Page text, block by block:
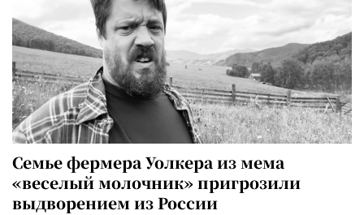
Семье фермера Уолкера из мема
«веселый молочник» пригрозили
выдворением из России